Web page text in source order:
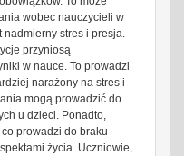
wobec nauczycieli w
stres i presja.
przyniosą
w nauce. To prowadzi
narażony na stres i
mogą prowadzić do
u dzieci. Ponadto,
prowadzi do braku
życia. Uczniowie,